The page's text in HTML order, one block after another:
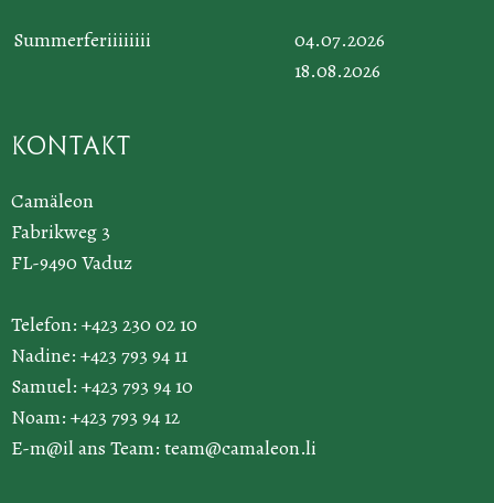
Summerferiiiiiiii
04.07.2026
18.08.2026
Kontakt
Camäleon
Fabrikweg 3
FL-9490 Vaduz
Telefon: +423 230 02 10
Nadine: +423 793 94 11
Samuel: +423 793 94 10
Noam: +423 793 94 12
E-m@il ans Team: team@camaleon.li